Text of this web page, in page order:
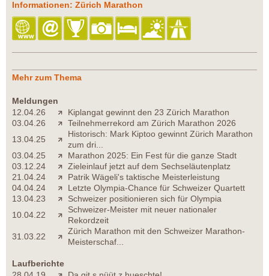
Informationen: Zürich Marathon
Mehr zum Thema
Meldungen
12.04.26
Kiplangat gewinnt den 23 Zürich Marathon
03.04.26
Teilnehmerrekord am Zürich Marathon 2026
13.04.25
Historisch: Mark Kiptoo gewinnt Zürich Marathon
zum dri...
03.04.25
Marathon 2025: Ein Fest für die ganze Stadt
03.12.24
Zieleinlauf jetzt auf dem Sechseläutenplatz
21.04.24
Patrik Wägeli's taktische Meisterleistung
04.04.24
Letzte Olympia-Chance für Schweizer Quartett
13.04.23
Schweizer positionieren sich für Olympia
10.04.22
Schweizer-Meister mit neuer nationaler
Rekordzeit
31.03.22
Zürich Marathon mit den Schweizer Marathon-
Meisterschaf...
Laufberichte